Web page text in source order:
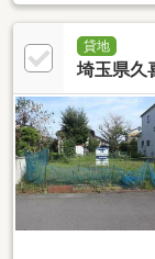
貸地
埼玉県久